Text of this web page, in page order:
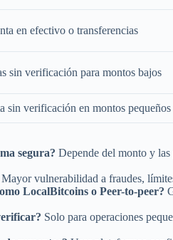
en efectivo o transferencias
sin verificación para montos bajos
sin verificación en montos pequeños
segura? Depende del monto y las
Mayor vulnerabilidad a fraudes,
LocalBitcoins o Peer-to-peer?
Solo para operaciones